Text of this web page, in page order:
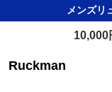
メンズリ
10,000
Ruckman